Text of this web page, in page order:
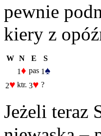
pewnie
kiery z
W N E
S
1♦ pas 1♠
2♥ ktr. 3♥ ?
Jeżeli teraz